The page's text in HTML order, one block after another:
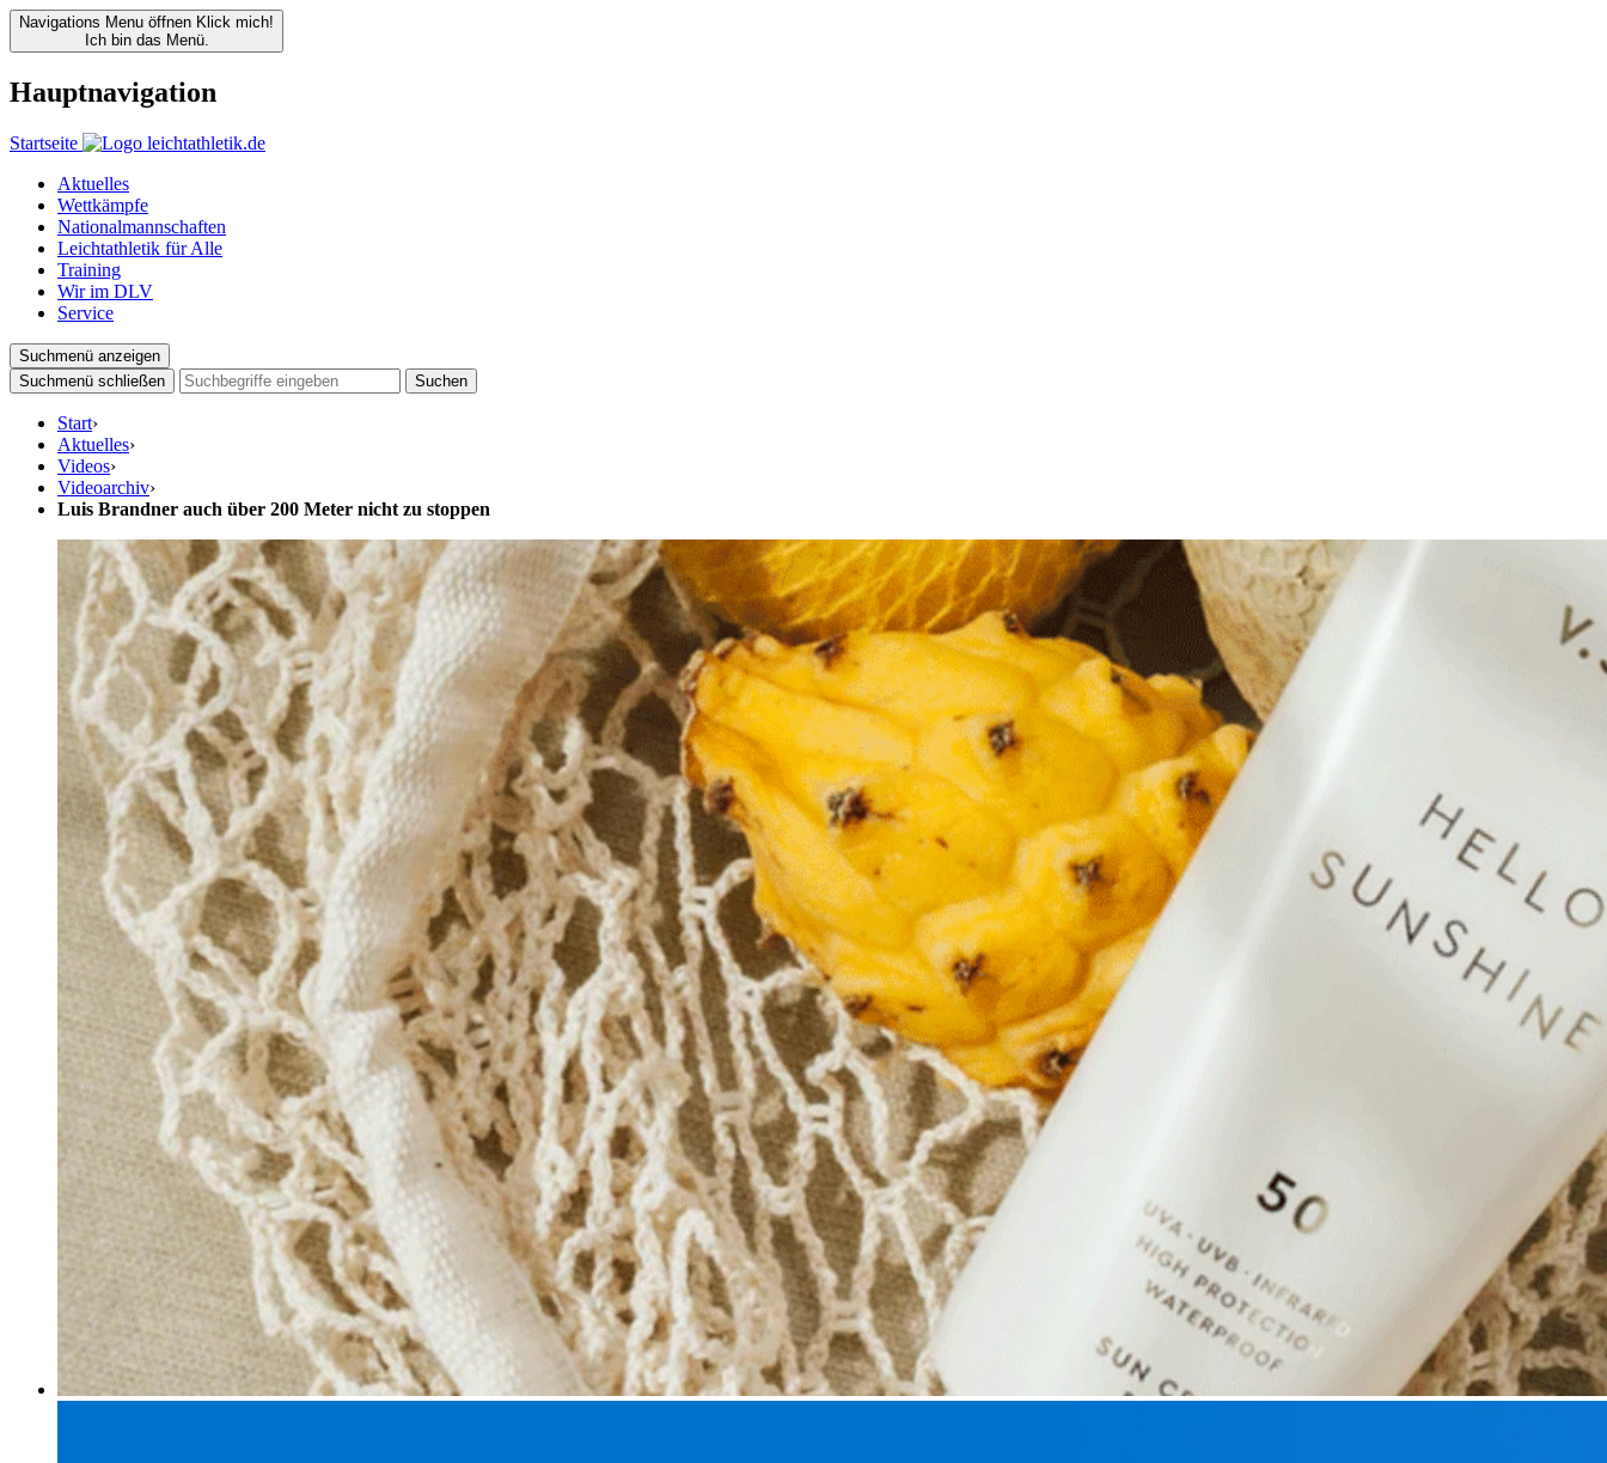
Navigations Menu öffnen Klick mich!
Ich bin das Menü.
Hauptnavigation
Startseite
Aktuelles
Wettkämpfe
Nationalmannschaften
Leichtathletik für Alle
Training
Wir im DLV
Service
Suchmenü anzeigen
Suchmenü schließen
Suchen
Start›
Aktuelles›
Videos›
Videoarchiv›
Luis Brandner auch über 200 Meter nicht zu stoppen